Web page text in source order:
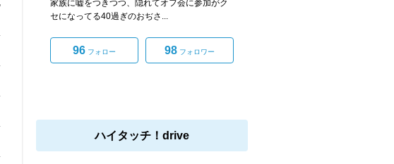
家族に嘘をつきつつ、隠れてオフ会に参加がク
セになってる40過ぎのおぢさ...
96 フォロー 98 フォロワー
ハイタッチ！drive